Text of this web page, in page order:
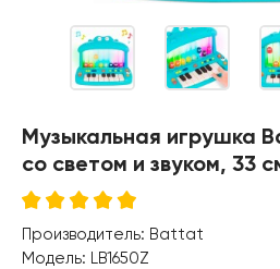
Музыкальная игрушка
со светом и звуком, 33
Производитель: Battat
Модель: LB1650Z